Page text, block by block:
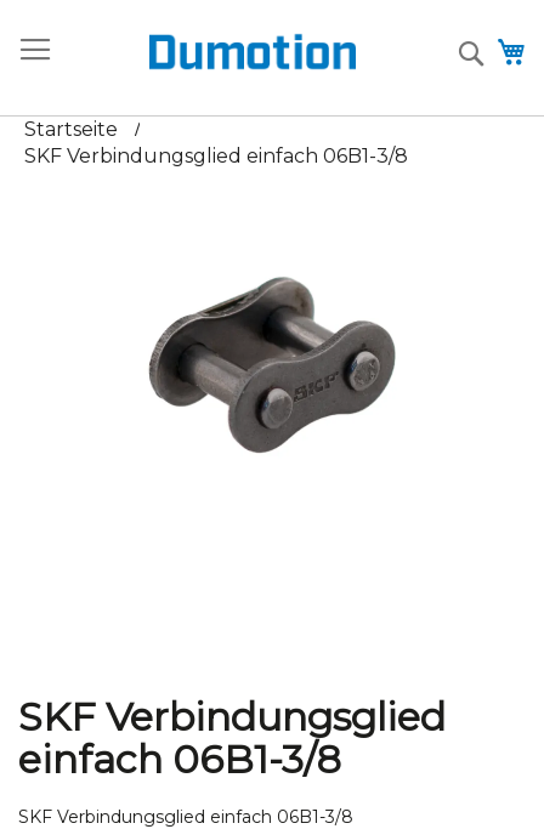
Inhalt
springen
Startseite
SKF Verbindungsglied einfach 06B1-3/8
SKF Verbindungsglied
einfach 06B1-3/8
SKF Verbindungsglied einfach 06B1-3/8
Zum
Anfang
der
springen